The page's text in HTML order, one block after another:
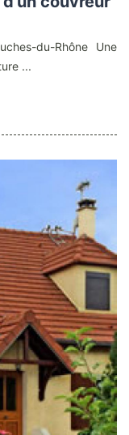
du-Rhône Une
...